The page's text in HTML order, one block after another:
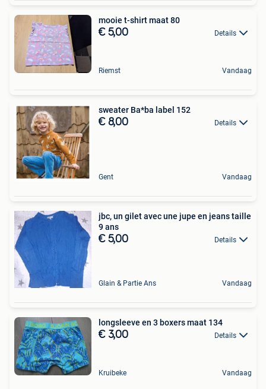
mooie t-shirt maat 80
€ 5,00 Details
Riemst Vandaag
sweater Ba*ba label 152
€ 8,00 Details
Gent Vandaag
jbc, un gilet avec une jupe en jeans taille
9 ans
€ 5,00 Details
Glain & Partie Ans Vandaag
longsleeve en 3 boxers maat 134
€ 3,00 Details
Kruibeke Vandaag